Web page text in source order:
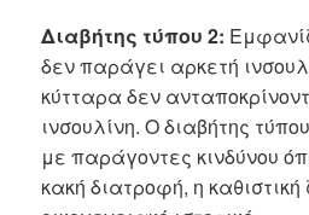
Διαβήτης τύπου 2:
δεν παράγει αρκετή
κύτταρα δεν
ινσουλίνη. Ο διαβήτης
με παράγοντες κινδύνου
κακή διατροφή, η καθιστική